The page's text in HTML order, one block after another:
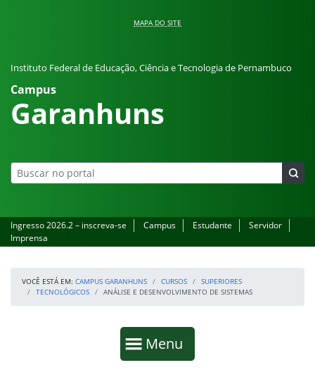
MAPA DO SITE
Instituto Federal de Educação, Ciência e Tecnologia de Pernambuco
Campus
Garanhuns
Ingresso 2026.2 – inscreva-se Campus Estudante
Servidor
Imprensa
VOCÊ ESTÁ EM: CAMPUS GARANHUNS CURSOS
SUPERIORES
TECNOLÓGICOS
ANÁLISE E DESENVOLVIMENTO DE SISTEMAS
Mostrar
Menu